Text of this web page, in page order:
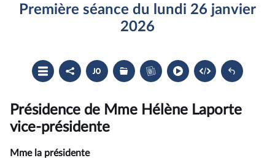
Première séance du lundi 26 janvier
2026
Ouvrir
le
sommaire
Partager
le
compte
Accéder
au
document
du
compte
rendu
Les
dossiers
législatifs
Accéder
au
cahier
Présidence de Mme Hélène Laporte
vice-présidente
Mme la présidente